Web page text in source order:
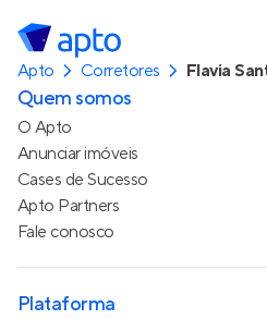
Apto Corretores Flavia
Quem somos
O Apto
Anunciar imóveis
Cases de Sucesso
Apto Partners
Fale conosco
Plataforma